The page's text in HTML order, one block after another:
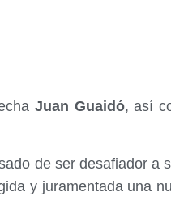
Juan Guaidó, así
de ser desafiador a
y juramentada una